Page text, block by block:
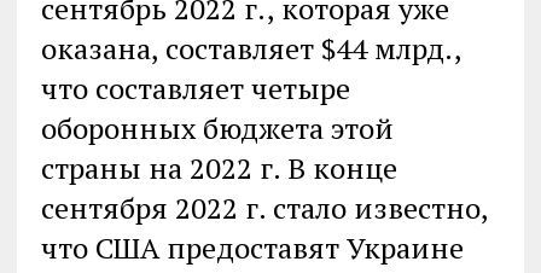
сентябрь 2022 г., которая уже
оказана, составляет $44 млрд.,
что составляет четыре
оборонных бюджета этой
страны на 2022 г. В конце
сентября 2022 г. стало известно,
что США предоставят Украине